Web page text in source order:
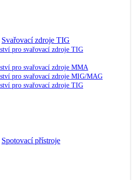
Svařovací zdroje TIG
pro svařovací zdroje TIG
pro svařovací zdroje MMA
pro svařovací zdroje MIG/MAG
pro svařovací zdroje TIG
Spotovací přístroje